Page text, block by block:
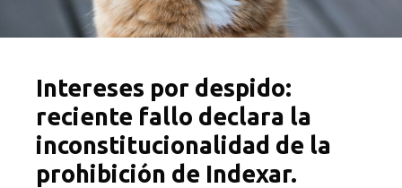
Intereses por despido:
reciente fallo declara la
inconstitucionalidad de la
prohibición de Indexar.